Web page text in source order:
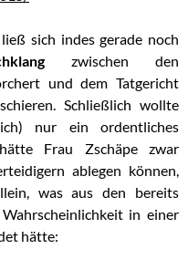
sich indes gerade noch
zwischen den
und dem Tatgericht
Schließlich wollte
nur ein ordentliches
Frau Zschäpe zwar
ablegen können,
was aus den bereits
in einer
hätte: